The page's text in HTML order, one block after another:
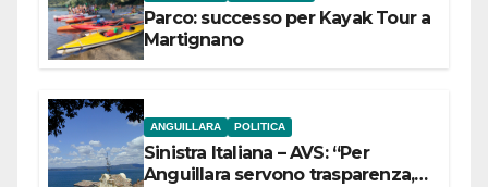
Parco: successo per Kayak Tour a
Martignano
ANGUILLARA POLITICA
Sinistra Italiana – AVS: “Per
Anguillara servono trasparenza,